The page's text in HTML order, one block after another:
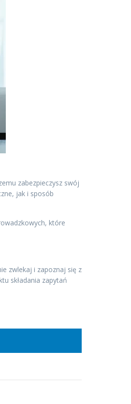
zabezpieczysz swój
jak i sposób
które
zwlekaj i zapoznaj się z
składania zapytań